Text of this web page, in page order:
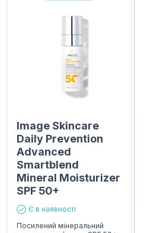
Image Skincare
Daily Prevention
Advanced
Smartblend
Mineral Moisturizer
SPF 50+
Є в наявності
Посилений мінеральний